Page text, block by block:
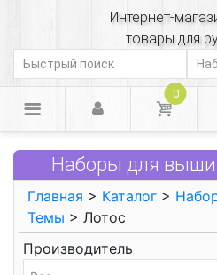
Интернет-
товары для
0
Наборы для
Главная > Каталог >
Темы > Лотос
Производитель